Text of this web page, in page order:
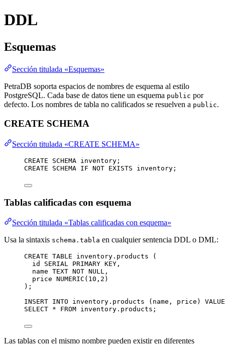
DDL
Esquemas
Sección titulada «Esquemas»
PetraDB soporta espacios de nombres de esquema al estilo
PostgreSQL. Cada base de datos tiene un esquema public por
defecto. Los nombres de tabla no calificados se resuelven a public.
CREATE SCHEMA
Sección titulada «CREATE SCHEMA»
CREATE SCHEMA inventory ;
CREATE
SCHEMA IF NOT EXISTS inventory;
Tablas calificadas con esquema
Sección titulada «Tablas calificadas con esquema»
Usa la sintaxis schema.tabla en cualquier sentencia DDL o DML:
CREATE TABLE inventory .products (
id SERIAL PRIMARY KEY ,
name TEXT NOT NULL ,
price NUMERIC ( 10 , 2 )
);
INSERT INTO
inventory . products ( name , price)
SELECT * FROM inventory . products ;
Las tablas con el mismo nombre pueden existir en diferentes